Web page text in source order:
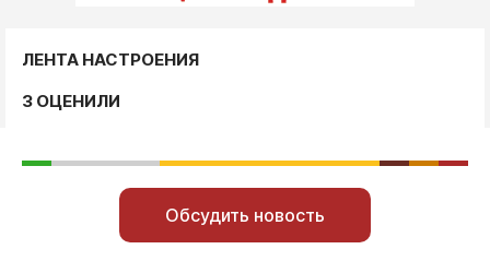
ЛЕНТА НАСТРОЕНИЯ
3 ОЦЕНИЛИ
Обсудить новость